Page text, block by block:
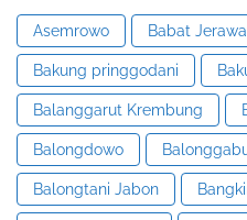
Asemrowo Babat
Bakung pringgodani
Balanggarut Krembung
Balongdowo
Balongtani Jabon